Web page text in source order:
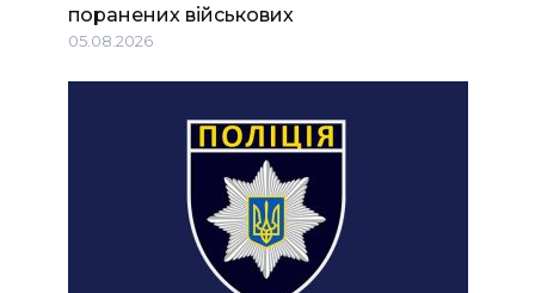
поранених військових
05.08.2026